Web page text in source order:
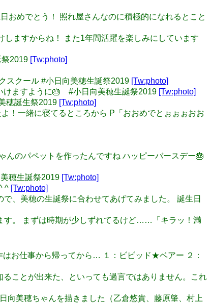
おめでとう！ 照れ屋さんなのに積極的になれるとこと
ますからね！ また1年間活躍を楽しみにしています
2019 [Tw:photo]
スクール #小日向美穂生誕祭2019 [Tw:photo]
けますように🎂 #小日向美穂生誕祭2019 [Tw:photo]
穂誕生祭2019 [Tw:photo]
！一緒に寝てるところから P「おおめでとぉぉぉおお
んのパペットを作ったんですね ハッピーバースデー🎂
穂生誕祭2019 [Tw:photo]
^ [Tw:photo]
、美穂の生誕祭に合わせてあげてみました。 誕生日
す。 まずは時期が少しずれてるけど……「キラッ！満
お仕事から帰ってから… １：ビビッド★ベアー ２：
ことが出来た、といっても過言ではありません。これ
向美穂ちゃんを描きました（乙倉悠貴、藤原肇、村上